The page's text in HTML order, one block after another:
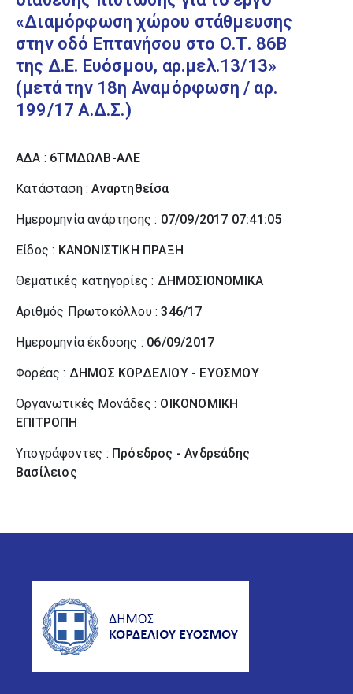
«Διαμόρφωση χώρου στάθμευσης
στην οδό Επτανήσου στο Ο.Τ. 86Β
της Δ.Ε. Ευόσμου, αρ.μελ.13/13»
(μετά την 18η Αναμόρφωση / αρ.
199/17 Α.Δ.Σ.)
ΑΔΑ : 6ΤΜΔΩΛΒ-ΑΛΕ
Κατάσταση :Αναρτηθείσα
Ημερομηνία ανάρτησης : 07/09/2017 07:41:05
Είδος : ΚΑΝΟΝΙΣΤΙΚΗ ΠΡΑΞΗ
Θεματικές κατηγορίες : ΔΗΜΟΣΙΟΝΟΜΙΚΑ
Αριθμός Πρωτοκόλλου :346/17
Ημερομηνία έκδοσης : 06/09/2017
Φορέας : ΔΗΜΟΣ ΚΟΡΔΕΛΙΟΥ - ΕΥΟΣΜΟΥ
Οργανωτικές Μονάδες : ΟΙΚΟΝΟΜΙΚΗ
ΕΠΙΤΡΟΠΗ
Υπογράφοντες : Πρόεδρος - Ανδρεάδης
Βασίλειος